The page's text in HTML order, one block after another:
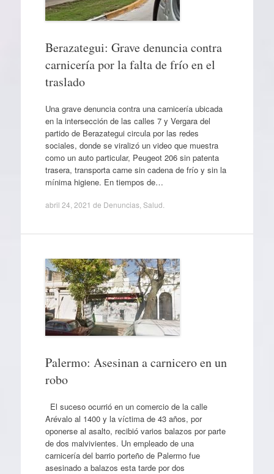
Berazategui: Grave denuncia contra
carnicería por la falta de frío en el
traslado
Una grave denuncia contra una carnicería ubicada
en la intersección de las calles 7 y Vergara del
partido de Berazategui circula por las redes
sociales, donde se viralizó un video que muestra
como un auto particular, Peugeot 206 sin patenta
trasera, transporta carne sin cadena de frío y sin la
mínima higiene. En tiempos de…
abril 24, 2021 de Denuncias, Salud
Palermo: Asesinan a carnicero en un
robo
El suceso ocurrió en un comercio de la calle
Arévalo al 1400 y la víctima de 43 años, por
oponerse al asalto, recibió varios balazos por parte
de dos malvivientes. Un empleado de una
carnicería del barrio porteño de Palermo fue
asesinado a balazos esta tarde por dos